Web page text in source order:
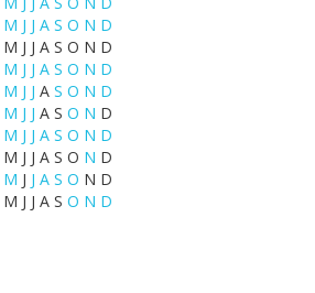
M J J A S O N D
M J J A S O N D
M J J A S O N D
M J J A S O N D
M J J A S O N D
M J J A S O N D
M J J A S O N D
M J J A S O N D
M J J A S O N D